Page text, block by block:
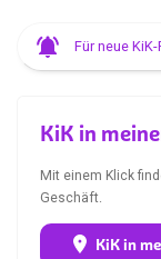
Für neue
KiK in
Mit einem Klick
Geschäft.
KiK in